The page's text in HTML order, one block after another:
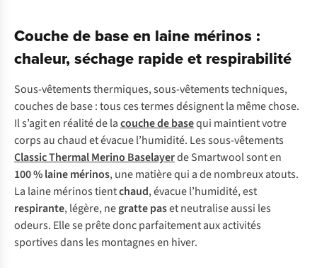
Couche de base en laine mérinos :
chaleur, séchage rapide et respirabilité
Sous-vêtements thermiques, sous-vêtements techniques,
couches de base : tous ces termes désignent la même chose.
Il s’agit en réalité de lacouche de basequi maintient votre
corps au chaud et évacue l’humidité. Les sous-vêtements
Classic Thermal Merino Baselayerde Smartwool sont en
100 % laine mérinos, une matière qui a de nombreux atouts.
La laine mérinos tientchaud, évacue l’humidité, est
respirante, légère, negratte paset neutralise aussi les
odeurs. Elle se prête donc parfaitement aux activités
sportives dans les montagnes en hiver.